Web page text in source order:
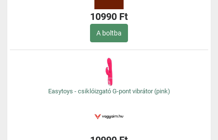
10990 Ft
A boltba
Easytoys - csiklóizgató G-pont vibrátor (pink)